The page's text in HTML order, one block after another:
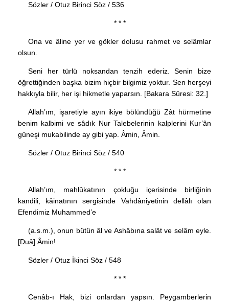
Sözler / Otuz Birinci Söz / 536
* * *
Ona ve âline yer ve gökler dolusu rahmet ve selâmlar
olsun.
Seni her türlü noksandan tenzih ederiz. Senin bize
öğrettiğinden başka bizim hiçbir bilgimiz yoktur. Sen herşeyi
hakkıyla bilir, her işi hikmetle yaparsın. [Bakara Sûresi: 32.]
Allah’ım, işaretiyle ayın ikiye bölündüğü Zât hürmetine
benim kalbimi ve sâdık Nur Talebelerinin kalplerini Kur’ân
güneşi mukabilinde ay gibi yap. Âmin, Âmin.
Sözler / Otuz Birinci Söz / 540
* * *
Allah’ım, mahlûkatının çokluğu içerisinde birliğinin
kandili, kâinatının sergisinde Vahdâniyetinin dellâlı olan
Efendimiz Muhammed’e
(a.s.m.), onun bütün âl ve Ashâbına salât ve selâm eyle.
[Duâ] Âmin!
Sözler / Otuz İkinci Söz / 548
* * *
Cenâb-ı Hak, bizi onlardan yapsın. Peygamberlerin